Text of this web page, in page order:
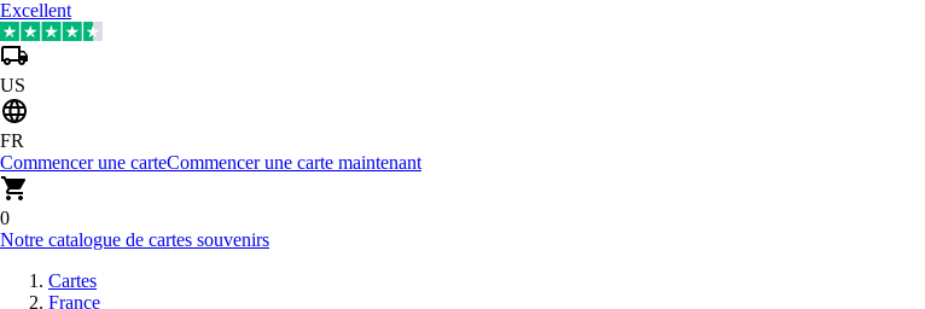
Excellent
US
FR
Commencer une carteCommencer une carte maintenant
0
Notre catalogue de cartes souvenirs
Cartes
France